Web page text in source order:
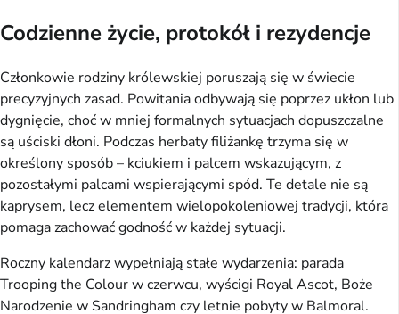
Codzienne życie, protokół i rezydencje
Członkowie rodziny królewskiej poruszają się w świecie
precyzyjnych zasad. Powitania odbywają się poprzez ukłon lub
dygnięcie, choć w mniej formalnych sytuacjach dopuszczalne
są uściski dłoni. Podczas herbaty filiżankę trzyma się w
określony sposób – kciukiem i palcem wskazującym, z
pozostałymi palcami wspierającymi spód. Te detale nie są
kaprysem, lecz elementem wielopokoleniowej tradycji, która
pomaga zachować godność w każdej sytuacji.
Roczny kalendarz wypełniają stałe wydarzenia: parada
Trooping the Colour w czerwcu, wyścigi Royal Ascot, Boże
Narodzenie w Sandringham czy letnie pobyty w Balmoral.